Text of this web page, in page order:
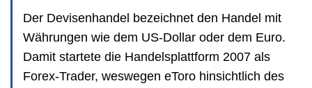
Der Devisenhandel bezeichnet den Handel mit
Währungen wie dem US-Dollar oder dem Euro.
Damit startete die Handelsplattform 2007 als
Forex-Trader, weswegen eToro hinsichtlich des